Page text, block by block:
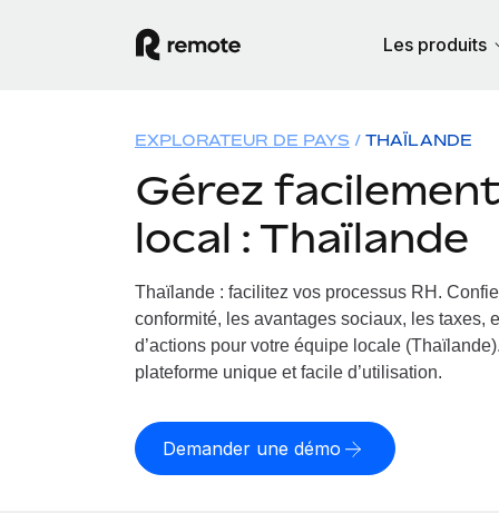
Les produits
EXPLORATEUR DE PAYS THAÏLANDE
Gérez facilement
local : Thaïlande
Thaïlande : facilitez vos processus RH.
conformité, les avantages sociaux, les taxes,
d’actions pour votre équipe locale
plateforme unique et facile d’utilisation.
Demander une démo